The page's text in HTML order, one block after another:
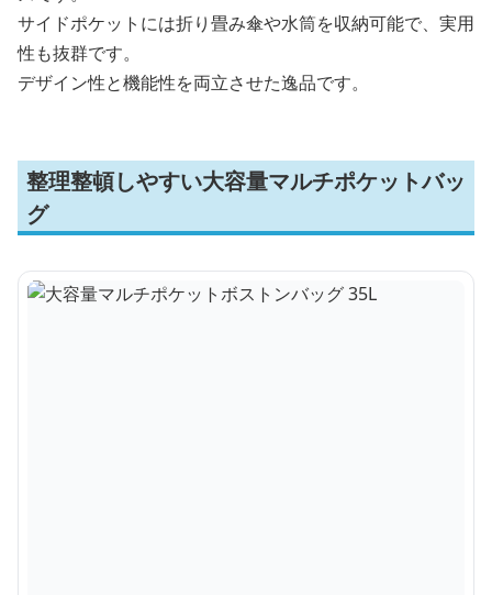
サイドポケットには折り畳み傘や水筒を収納可能で、実用
性も抜群です。
デザイン性と機能性を両立させた逸品です。
整理整頓しやすい大容量マルチポケットバッ
グ